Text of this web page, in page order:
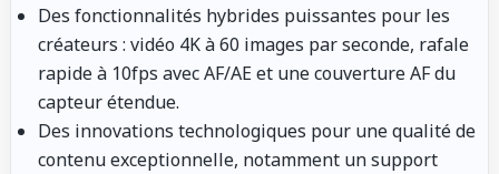
Des fonctionnalités hybrides puissantes pour les
créateurs : vidéo 4K à 60 images par seconde, rafale
rapide à 10fps avec AF/AE et une couverture AF du
capteur étendue.
Des innovations technologiques pour une qualité de
contenu exceptionnelle, notamment un support